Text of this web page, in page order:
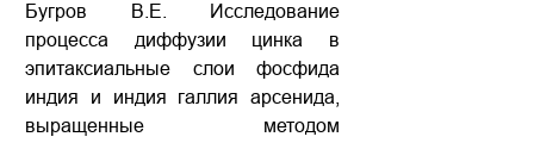
Бугров В.Е. Исследование
процесса диффузии цинка в
эпитаксиальные слои фосфида
индия и индия галлия арсенида,
выращенные методом